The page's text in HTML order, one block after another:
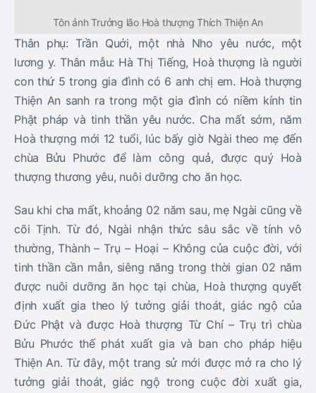
Sau khi cha mất, khoảng 02 năm sau, mẹ Ngài cũng về
cõi Tịnh. Từ đó, Ngài nhận thức sâu sắc về tính vô
thường, Thành – Trụ – Hoại – Không của cuộc đời, với
tinh thần cần mẫn, siêng năng trong thời gian 02 năm
được nuôi dưỡng ăn học tại chùa, Hoà thượng quyết
định xuất gia theo lý tưởng giải thoát, giác ngộ của
Đức Phật và được Hoà thượng Từ Chí – Trụ trì chùa
Bửu Phước thế phát xuất gia và ban cho pháp hiệu
tưởng giải thoát, giác ngộ trong cuộc đời xuất gia,
hành đạo của mình.
Hội đủ duyên lành, vào năm Mậu Dần (1938), khi vừa
tròn 20 tuổi, với túc duyên thù thắng và hạnh nguyện
sâu dầy, Ngài được Hoà thượng Bổn sư cho phép đăng
đàn thọ Cụ Túc giới tại Trường Hương – Trường Kỳ Đại
Giới đàn Tổ đình Long Thiền, tỉnh Biên Hòa do Hoà
thượng Như Quới – Pháp Ấn đương vi Đường đầu Đắc
giới Hoà thượng.